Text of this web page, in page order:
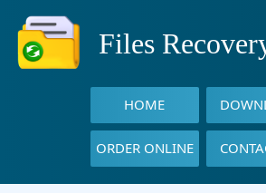
Files
HOME
ORDER ONLINE